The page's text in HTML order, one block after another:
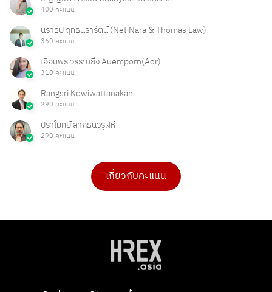
400 คะแนน
นราธิป ฤทธินรารัตน์ (NetiNara & Thomas Law)
360 คะแนน
เอื้อมพร วรรณยิ่ง Auemporn(Aor)
310 คะแนน
Rangsri Kowiwattanakan
290 คะแนน
ปราโมทย์ ลาภธนวิรุฬห์
290 คะแนน
ดร.เบ็ญจวรรณ บุญใจเพ็ชร
3 คะแนน
1 คะแนน
Tarmporn Masphimol
เกี่ยวกับคะแนน